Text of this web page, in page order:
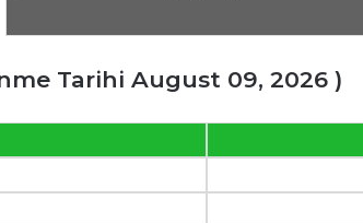
Tarihi August 09, 2026 )